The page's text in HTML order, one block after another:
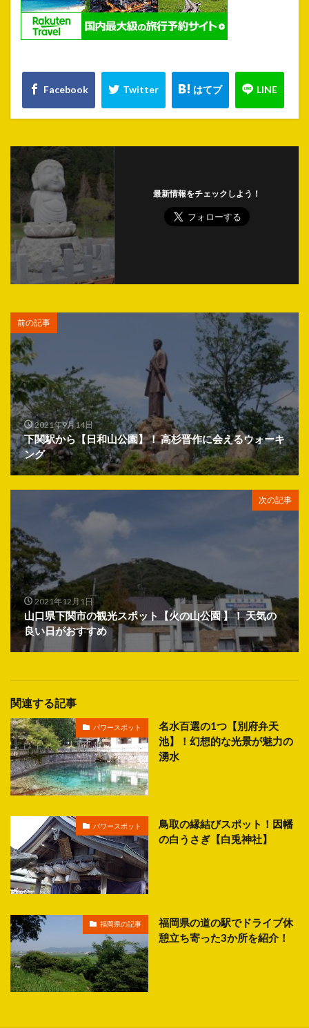
最新情報をチェックしよう！
前の記事
2021年9月14日
下関駅から【日和山公園】！ 高杉晋作に会えるウォーキ
ング
次の記事
2021年12月1日
山口県下関市の観光スポット【火の山公園 】！ 天気の
良い日がおすすめ
関連する記事
パワースポット
名水百選の1つ【別府弁天
池】！幻想的な光景が魅力の
湧水
パワースポット
鳥取の縁結びスポット！因幡
の白うさぎ【白兎神社】
福岡県の記事
福岡県の道の駅でドライブ休
憩立ち寄った3か所を紹介！